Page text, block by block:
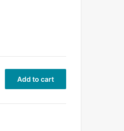
Add to cart